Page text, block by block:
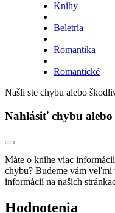
Knihy
Beletria
Romantika
Romantické
Našli ste chybu alebo
Nahlásiť chybu
Máte o knihe viac
chybu? Budeme vám veľmi
informácií na našich
Hodnotenia